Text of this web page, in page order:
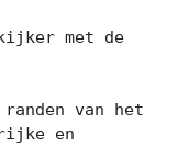
met de
van het
en